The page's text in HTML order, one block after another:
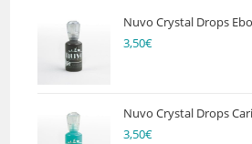
Nuvo Crystal Drops
3,50€
Nuvo Crystal Drops
3,50€